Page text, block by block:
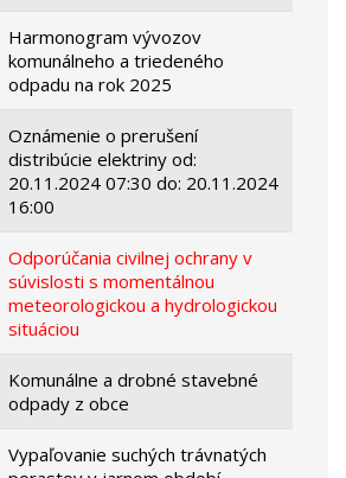
Harmonogram vývozov
komunálneho a triedeného
odpadu na rok 2025
Oznámenie o prerušení
distribúcie elektriny od:
20.11.2024 07:30 do: 20.11.2024
16:00
Odporúčania civilnej ochrany v
súvislosti s momentálnou
meteorologickou a hydrologickou
situáciou
Komunálne a drobné stavebné
odpady z obce
Vypaľovanie suchých trávnatých